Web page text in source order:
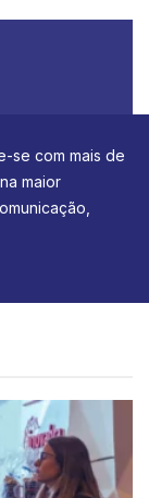
se com mais de
maior